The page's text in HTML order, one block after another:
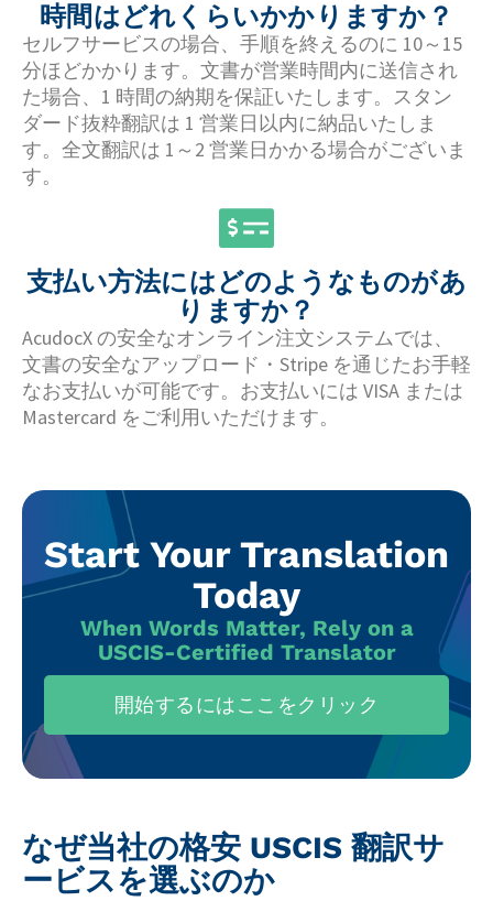
時間はどれくらいかかりますか？
セルフサービスの場合、手順を終えるのに 10～15
分ほどかかります。文書が営業時間内に送信され
た場合、1 時間の納期を保証いたします。スタン
ダード抜粋翻訳は 1 営業日以内に納品いたしま
す。全文翻訳は 1～2 営業日かかる場合がございま
す。
支払い方法にはどのようなものがあ
りますか？
AcudocX の安全なオンライン注文システムでは、
文書の安全なアップロード・Stripe を通じたお手軽
なお支払いが可能です。お支払いには VISA または
Mastercard をご利用いただけます。
Start Your Translation
Today
When Words Matter, Rely on a
USCIS-Certified Translator
開始するにはここをクリック
なぜ当社の格安 USCIS 翻訳サ
ービスを選ぶのか